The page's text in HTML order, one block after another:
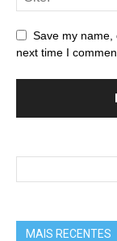
Save my name,
next time I
MAIS RECENTES